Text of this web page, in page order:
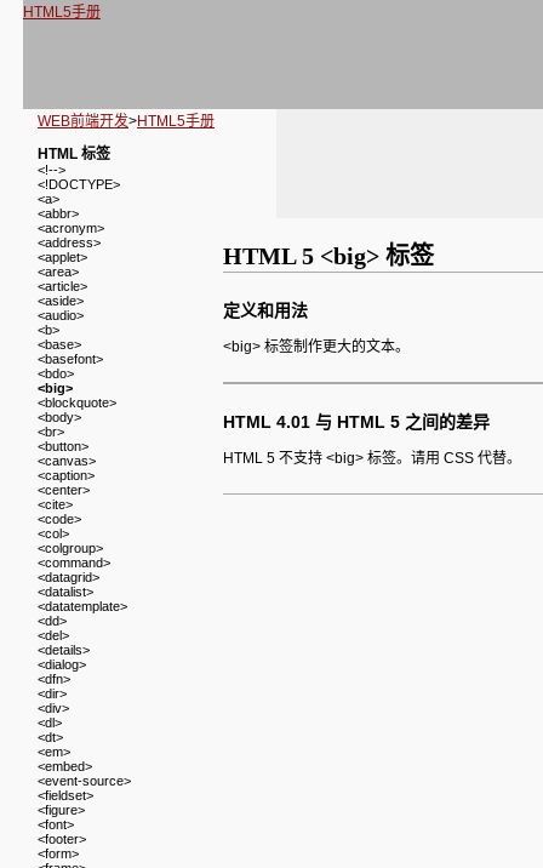
HTML5手册
WEB前端开发>HTML5手册
HTML 标签
<!-->
<!DOCTYPE>
<a>
<abbr>
<acronym>
<address>
<applet>
<area>
<article>
<aside>
<audio>
<b>
<base>
<basefont>
<bdo>
<big>
<blockquote>
<body>
<br>
<button>
<canvas>
<caption>
<center>
<cite>
<code>
<col>
<colgroup>
<command>
<datagrid>
<datalist>
<datatemplate>
<dd>
<del>
<details>
<dialog>
<dfn>
<dir>
<div>
<dl>
<dt>
<em>
<embed>
<event-source>
<fieldset>
<figure>
<font>
<footer>
<form>
HTML 5 <big> 标签
定义和用法
<big> 标签制作更大的文本。
HTML 4.01 与 HTML 5 之间的差异
HTML 5 不支持 <big> 标签。请用 CSS 代替。